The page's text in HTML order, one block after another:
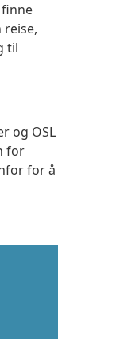
til
og OSL
for
for å